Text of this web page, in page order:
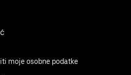
moje osobne podatke